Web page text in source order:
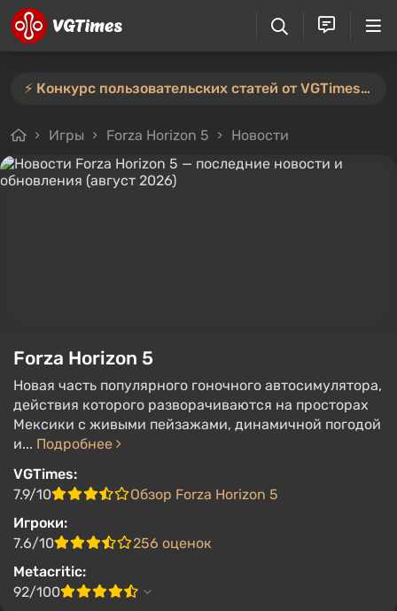
⚡️ Конкурс пользовательских статей от VGTimes продлён — участвуйте тут ⚡️
Игры Forza Horizon 5 Новости
Forza Horizon 5
Новая часть популярного гоночного автосимулятора,
действия которого разворачиваются на просторах
Мексики с живыми пейзажами, динамичной погодой
и... Подробнее
VGTimes:
7.9/10
Обзор Forza Horizon 5
Игроки:
7.6/10
256 оценок
Metacritic:
92/100